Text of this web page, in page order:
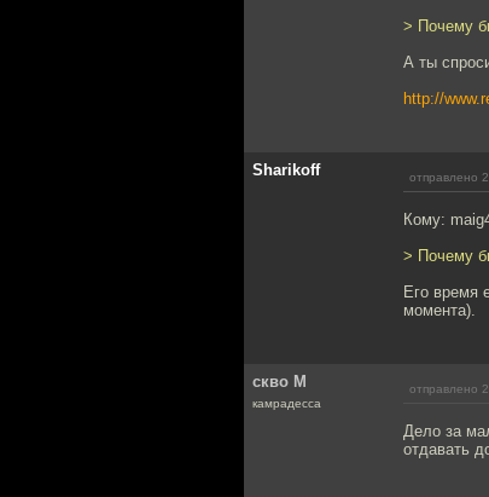
> Почему
А ты
http://
Sharikoff отправлено
Кому:
> Почему
Его время
момента).
скво М
камрадесса
отправлено
Дело за
отдавать